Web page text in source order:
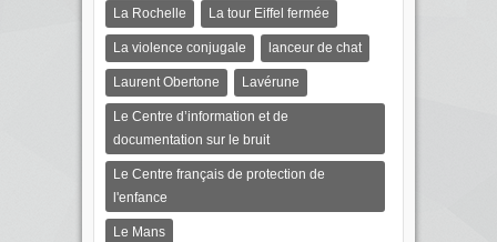
La Rochelle La tour Eiffel fermée
La violence conjugale lanceur de chat
Laurent Obertone Lavérune
Le Centre d’information et de
documentation sur le bruit
Le Centre français de protection de
l'enfance
Le Mans